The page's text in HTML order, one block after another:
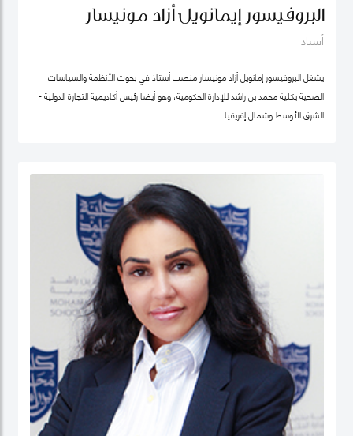
البروفيسور إيمانويل أزاد مونيسار
أستاذ
يشغل البروفيسور إمانويل أزاد مونيسار منصب أستاذ في بحوث الأنظمة والسياسات
الصحية بكلية محمد بن راشد للإدارة الحكومية، وهو أيضاً رئيس أكاديمية التجارة الدولية -
الشرق الأوسط وشمال إفريقيا.